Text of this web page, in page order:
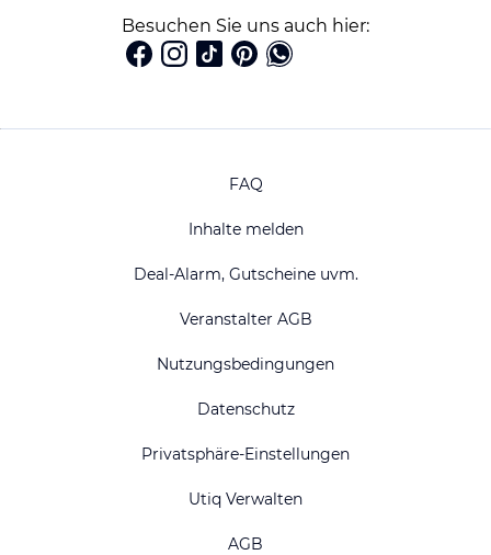
Besuchen Sie uns auch hier:
FAQ
Inhalte melden
Deal-Alarm, Gutscheine uvm.
Veranstalter AGB
Nutzungsbedingungen
Datenschutz
Privatsphäre-Einstellungen
Utiq Verwalten
AGB